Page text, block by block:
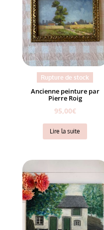
Rupture de stock
Ancienne peinture par
Pierre Roig
95,00€
Lire la suite